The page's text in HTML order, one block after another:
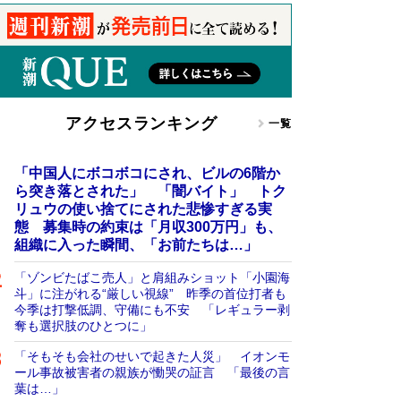
アクセスランキング 一覧
「中国人にボコボコにされ、ビルの6階か
ら突き落とされた」 「闇バイト」 トク
リュウの使い捨てにされた悲惨すぎる実
態 募集時の約束は「月収300万円」も、
組織に入った瞬間、「お前たちは…」
「ゾンビたばこ売人」と肩組みショット「小園海
斗」に注がれる“厳しい視線” 昨季の首位打者も
今季は打撃低調、守備にも不安 「レギュラー剥
奪も選択肢のひとつに」
「そもそも会社のせいで起きた人災」 イオンモ
ール事故被害者の親族が慟哭の証言 「最後の言
葉は…」